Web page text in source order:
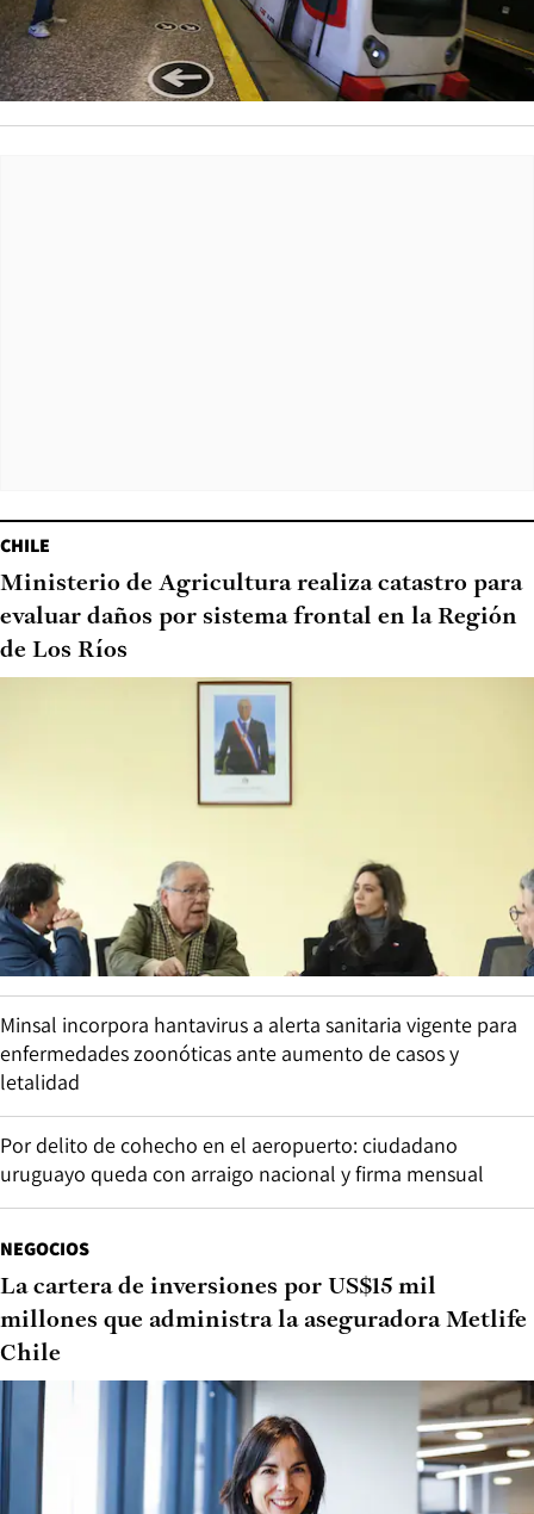
CHILE
Ministerio de Agricultura realiza catastro para
evaluar daños por sistema frontal en la Región
de Los Ríos
Minsal incorpora hantavirus a alerta sanitaria vigente para
enfermedades zoonóticas ante aumento de casos y
letalidad
Por delito de cohecho en el aeropuerto: ciudadano
uruguayo queda con arraigo nacional y firma mensual
NEGOCIOS
La cartera de inversiones por US$15 mil
millones que administra la aseguradora Metlife
Chile